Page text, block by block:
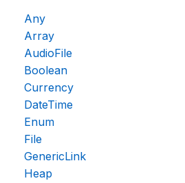
Any
Array
AudioFile
Boolean
Currency
DateTime
Enum
File
GenericLink
Heap